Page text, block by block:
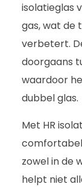
isolatieglas
gas, wat de
verbetert.
doorgaans
waardoor
dubbel glas.
Met HR
zowel in de
helpt niet